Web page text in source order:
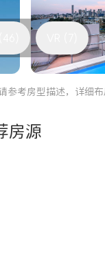
考房型描述，详细布
房源